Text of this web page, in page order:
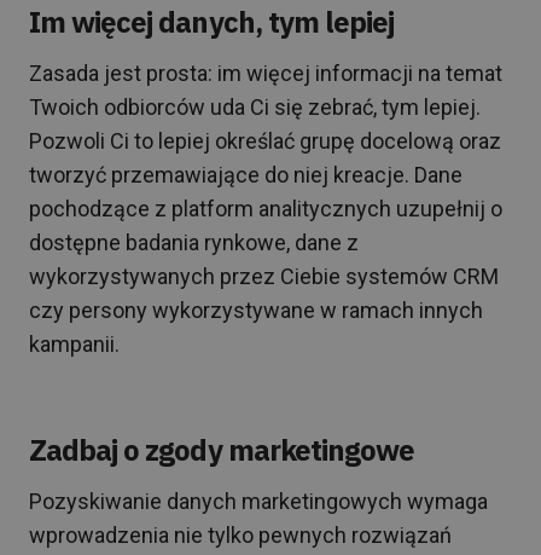
Im więcej danych, tym lepiej
Zasada jest prosta: im więcej informacji na temat
Twoich odbiorców uda Ci się zebrać, tym lepiej.
Pozwoli Ci to lepiej określać grupę docelową oraz
tworzyć przemawiające do niej kreacje. Dane
pochodzące z platform analitycznych uzupełnij o
dostępne badania rynkowe, dane z
wykorzystywanych przez Ciebie systemów CRM
czy persony wykorzystywane w ramach innych
kampanii.
Zadbaj o zgody marketingowe
Pozyskiwanie danych marketingowych wymaga
wprowadzenia nie tylko pewnych rozwiązań